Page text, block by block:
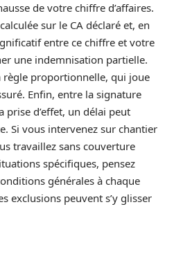
de votre chiffre d’affaires.
sur le CA déclaré et, en
entre ce chiffre et votre
une indemnisation partielle.
règle proportionnelle, qui joue
Enfin, entre la signature
prise d’effet, un délai peut
Si vous intervenez sur chantier
travaillez sans couverture
spécifiques, pensez
générales à chaque
exclusions peuvent s’y glisser